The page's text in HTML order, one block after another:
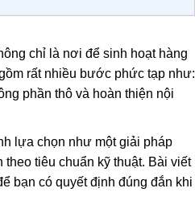
chỉ là nơi để sinh hoạt hàng
rất nhiều bước phức tạp như:
phần thô và hoàn thiện nội
lựa chọn như một giải pháp
tiêu chuẩn kỹ thuật. Bài viết
bạn có quyết định đúng đắn khi